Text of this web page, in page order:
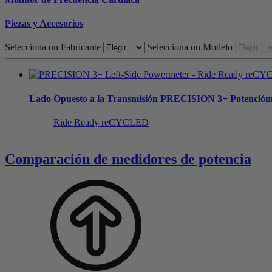
Piezas y Accesorios
Selecciona un Fabricante Selecciona un Modelo
Lado Opuesto a la Transmisión PRECISION 3+
Ride Ready reCYCLED
Comparación de medidores de potencia